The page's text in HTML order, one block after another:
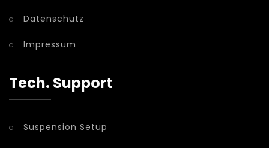
Datenschutz
Impressum
Tech. Support
Suspension Setup